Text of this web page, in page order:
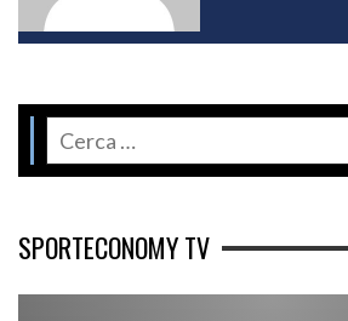
SPORTECONOMY TV